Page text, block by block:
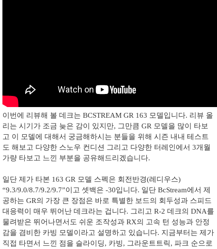
이번에 리뷰해 볼 데크는 BCSTREAM GR 163 모델입니다. 리뷰 올
리는 시기가 조금 늦은 감이 있지만, 그만큼 GR 모델을 많이 타보
고 이 모델에 대해서 궁금해하시는 분들을 위해 시즌 내내 테스트
도 해보고 다양한 스노우 컨디션 그리고 다양한 터레인에서 3개월
가량 타보고 느낀 부분을 공유해드리겠습니다.
일단 제가 타본 163 GR 모델 스펙은 회전반경(레디우스)
“9.3/9.0/8.7/9.2/9.7”이고 셋백은 -30입니다. 일단 BcStream에서 제
공하는 GR의 가장 큰 장점은 바로 특별한 보드의 회두성과 스피드
대응력이 매우 뛰어난 데크라는 겁니다. 그리고 R-2 데크의 DNA를
물려받은 뛰어나면서도 쉬운 조작성과 RX의 고속 턴 성능과 안정
감을 겸비한 카빙 모델이라고 설명하고 있습니다. 지금부터는 제가
직접 타면서 느낀 점을 슬라이딩, 카빙, 그라운트트릭, 파크 순으로